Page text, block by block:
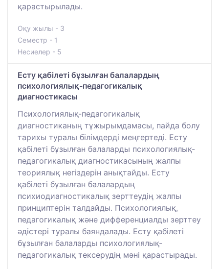
қарастырылады.
Оқу жылы - 3
Семестр - 1
Несиелер - 5
Есту қабілеті бұзылған балалардың
психологиялық-педагогикалық
диагностикасы
Психологиялық-педагогикалық
диагностиканың тұжырымдамасы, пайда болу
тарихы туралы білімдерді меңгертеді. Есту
қабілеті бұзылған балаларды психологиялық-
педагогикалық диагностикасының жалпы
теориялық негіздерін анықтайды. Есту
қабілеті бұзылған балалардың
психиодиагностикалық зерттеудің жалпы
принциптерін талдайды. Психологиялық,
педагогикалық және дифференциалды зерттеу
әдістері туралы баяндалады. Есту қабілеті
бұзылған балаларды психологиялық-
педагогикалық тексерудің мәні қарастырады.